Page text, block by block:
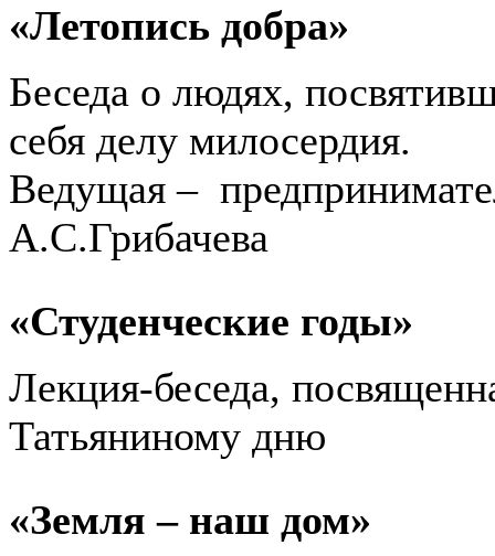
«Летопись добра»
Беседа о людях,
себя делу милосердия.
Ведущая –
А.С.Грибачева
«Студенческие годы»
Лекция-беседа,
Татьяниному дню
«Земля – наш дом»